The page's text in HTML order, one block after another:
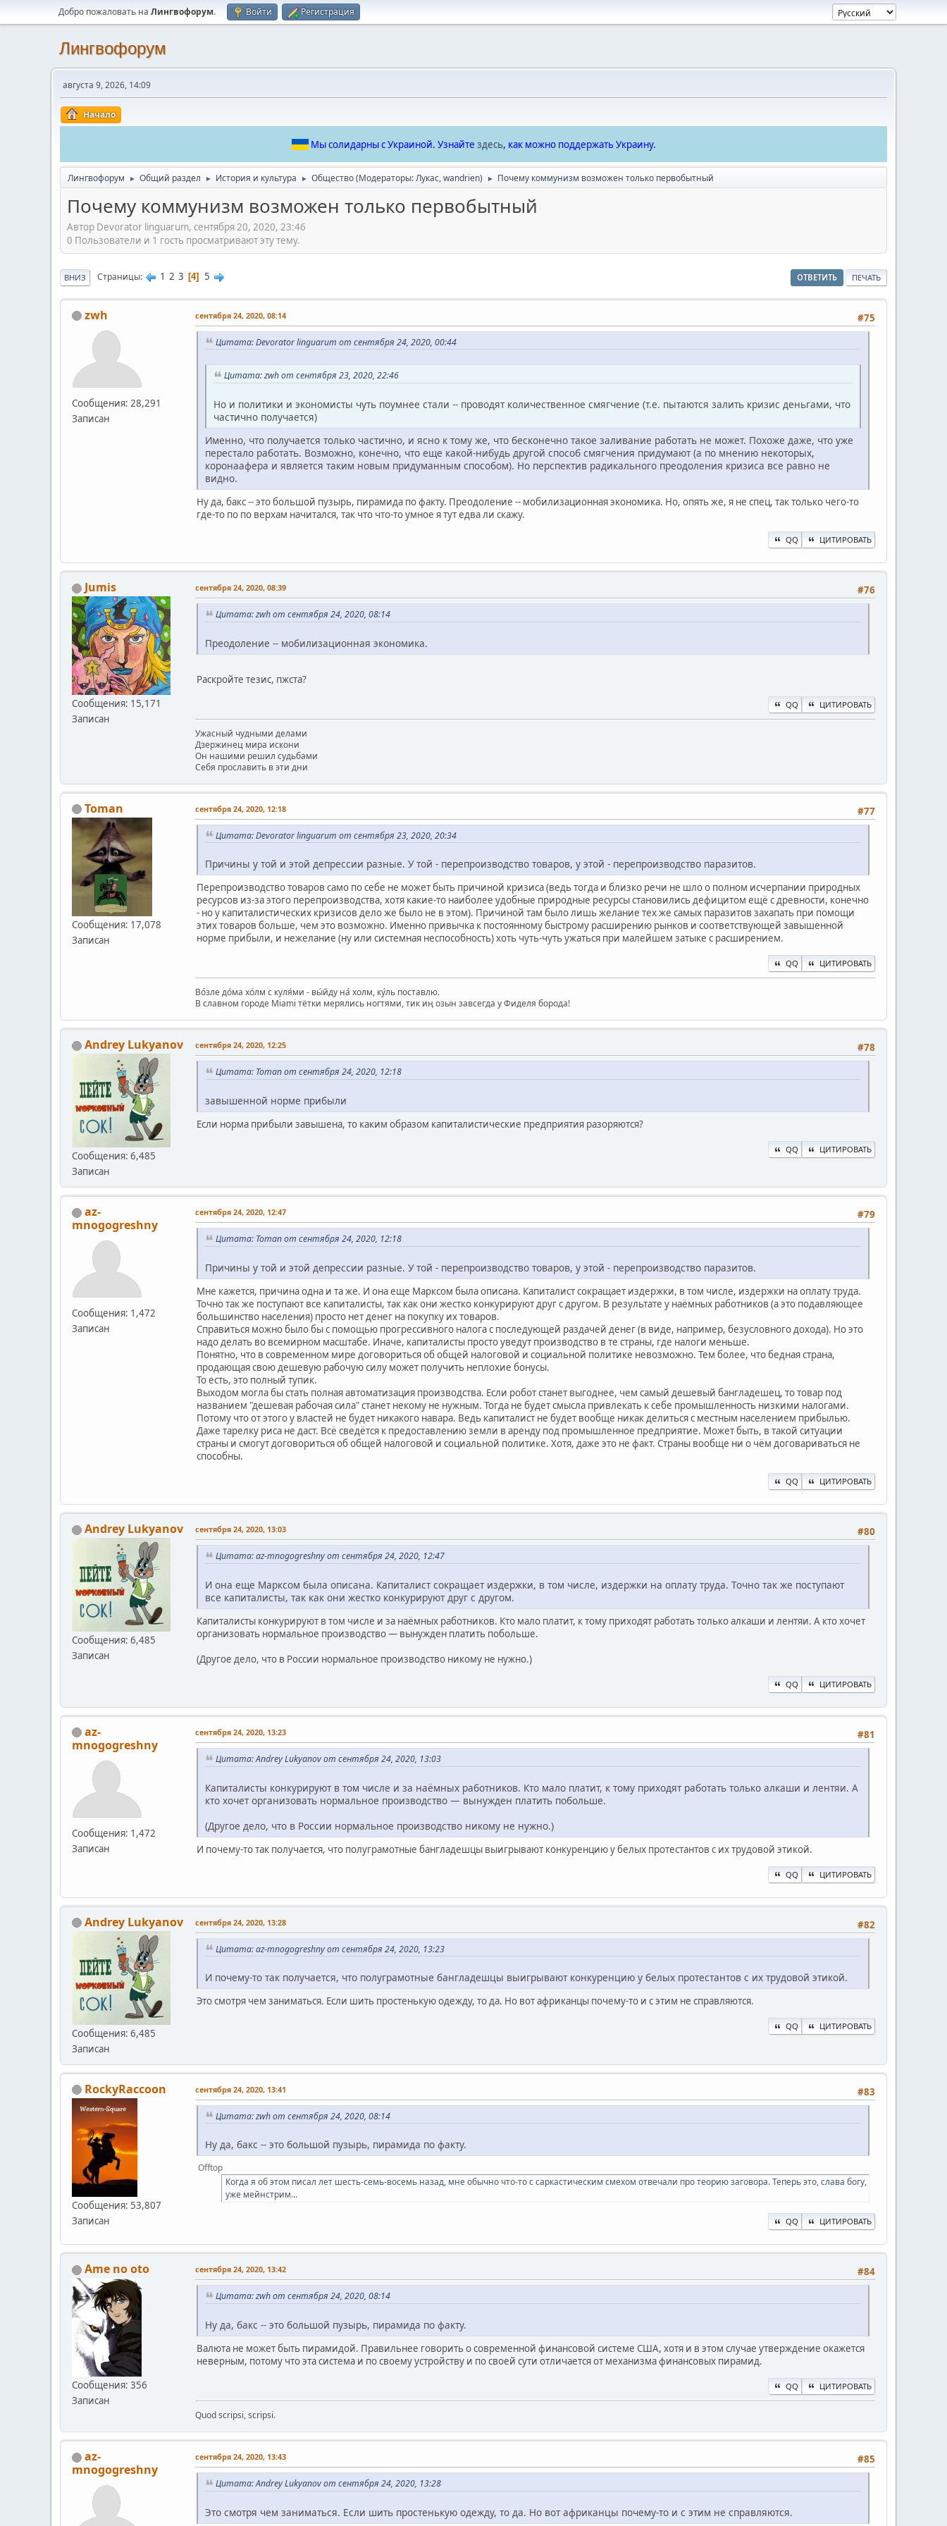
Добро пожаловать на Лингвофорум. Войти Регистрация
Лингвофорум
августа 9, 2026, 14:09
Начало
Мы солидарны с Украиной. Узнайте здесь, как можно поддержать Украину.
Лингвофорум ► Общий раздел ► История и культура ► Общество(Модераторы:Лукас,wandrien) ► Почему коммунизм возможен только первобытный
Почему коммунизм возможен только первобытный
Автор Devorator linguarum, сентября 20, 2020, 23:46
0 Пользователи и 1 гость просматривают эту тему.
ОТВЕТИТЬ ПЕЧАТЬ
ВНИЗ Страницы 1 2 3 4 5
zwh
Сообщения: 28,291
Записан
#75
сентября 24, 2020, 08:14
Цитата: Devorator linguarum от сентября 24, 2020, 00:44
Цитата: zwh от сентября 23, 2020, 22:46
Но и политики и экономисты чуть поумнее стали -- проводят количественное смягчение (т.е. пытаются залить кризис деньгами, что
частично получается)
Именно, что получается только частично, и ясно к тому же, что бесконечно такое заливание работать не может. Похоже даже, что уже
перестало работать. Возможно, конечно, что еще какой-нибудь другой способ смягчения придумают (а по мнению некоторых,
коронаафера и является таким новым придуманным способом). Но перспектив радикального преодоления кризиса все равно не
видно.
Ну да, бакс -- это большой пузырь, пирамида по факту. Преодоление -- мобилизационная экономика. Но, опять же, я не спец, так только чего-то
где-то по по верхам начитался, так что что-то умное я тут едва ли скажу.
QQ ЦИТИРОВАТЬ
Jumis
Сообщения: 15,171
Записан
#76
сентября 24, 2020, 08:39
Цитата: zwh от сентября 24, 2020, 08:14
Преодоление -- мобилизационная экономика.
Раскройте тезис, пжста?
QQ ЦИТИРОВАТЬ
Ужасный чудными делами
Дзержинец мира искони
Он нашими решил судьбами
Себя прославить в эти дни
Toman
Сообщения: 17,078
Записан
#77
сентября 24, 2020, 12:18
Цитата: Devorator linguarum от сентября 23, 2020, 20:34
Причины у той и этой депрессии разные. У той - перепроизводство товаров, у этой - перепроизводство паразитов.
Перепроизводство товаров само по себе не может быть причиной кризиса (ведь тогда и близко речи не шло о полном исчерпании природных
ресурсов из-за этого перепроизводства, хотя какие-то наиболее удобные природные ресурсы становились дефицитом ещё с древности, конечно
- но у капиталистических кризисов дело же было не в этом). Причиной там было лишь желание тех же самых паразитов захапать при помощи
этих товаров больше, чем это возможно. Именно привычка к постоянному быстрому расширению рынков и соответствующей завышенной
норме прибыли, и нежелание (ну или системная неспособность) хоть чуть-чуть ужаться при малейшем затыке с расширением.
QQ ЦИТИРОВАТЬ
Во́зле до́ма хо́лм с куля́ми - вы́йду на́ холм, ку́ль поставлю.
В славном городе Miami тётки мерялись ногтями, тик иң озын завсегда у Фиделя борода!
Andrey Lukyanov
Сообщения: 6,485
Записан
#78
сентября 24, 2020, 12:25
Цитата: Toman от сентября 24, 2020, 12:18
завышенной норме прибыли
Если норма прибыли завышена, то каким образом капиталистические предприятия разоряются?
QQ ЦИТИРОВАТЬ
az-
mnogogreshny
Сообщения: 1,472
Записан
#79
сентября 24, 2020, 12:47
Цитата: Toman от сентября 24, 2020, 12:18
Причины у той и этой депрессии разные. У той - перепроизводство товаров, у этой - перепроизводство паразитов.
Мне кажется, причина одна и та же. И она еще Марксом была описана. Капиталист сокращает издержки, в том числе, издержки на оплату труда.
Точно так же поступают все капиталисты, так как они жестко конкурируют друг с другом. В результате у наёмных работников (а это подавляющее
большинство населения) просто нет денег на покупку их товаров.
Справиться можно было бы с помощью прогрессивного налога с последующей раздачей денег (в виде, например, безусловного дохода). Но это
надо делать во всемирном масштабе. Иначе, капиталисты просто уведут производство в те страны, где налоги меньше.
Понятно, что в современном мире договориться об общей налоговой и социальной политике невозможно. Тем более, что бедная страна,
продающая свою дешевую рабочую силу может получить неплохие бонусы.
То есть, это полный тупик.
Выходом могла бы стать полная автоматизация производства. Если робот станет выгоднее, чем самый дешевый бангладешец, то товар под
названием "дешевая рабочая сила" станет некому не нужным. Тогда не будет смысла привлекать к себе промышленность низкими налогами.
Потому что от этого у властей не будет никакого навара. Ведь капиталист не будет вообще никак делиться с местным населением прибылью.
Даже тарелку риса не даст. Всё сведётся к предоставлению земли в аренду под промышленное предприятие. Может быть, в такой ситуации
страны и смогут договориться об общей налоговой и социальной политике. Хотя, даже это не факт. Страны вообще ни о чём договариваться не
способны.
QQ ЦИТИРОВАТЬ
Andrey Lukyanov
Сообщения: 6,485
Записан
#80
сентября 24, 2020, 13:03
Цитата: az-mnogogreshny от сентября 24, 2020, 12:47
И она еще Марксом была описана. Капиталист сокращает издержки, в том числе, издержки на оплату труда. Точно так же поступают
все капиталисты, так как они жестко конкурируют друг с другом.
Капиталисты конкурируют в том числе и за наёмных работников. Кто мало платит, к тому приходят работать только алкаши и лентяи. А кто хочет
организовать нормальное производство — вынужден платить побольше.
(Другое дело, что в России нормальное производство никому не нужно.)
QQ ЦИТИРОВАТЬ
az-
mnogogreshny
Сообщения: 1,472
Записан
#81
сентября 24, 2020, 13:23
Цитата: Andrey Lukyanov от сентября 24, 2020, 13:03
Капиталисты конкурируют в том числе и за наёмных работников. Кто мало платит, к тому приходят работать только алкаши и лентяи. А
кто хочет организовать нормальное производство — вынужден платить побольше.
(Другое дело, что в России нормальное производство никому не нужно.)
И почему-то так получается, что полуграмотные бангладешцы выигрывают конкуренцию у белых протестантов с их трудовой этикой.
QQ ЦИТИРОВАТЬ
Andrey Lukyanov
Сообщения: 6,485
Записан
#82
сентября 24, 2020, 13:28
Цитата: az-mnogogreshny от сентября 24, 2020, 13:23
И почему-то так получается, что полуграмотные бангладешцы выигрывают конкуренцию у белых протестантов с их трудовой этикой.
Это смотря чем заниматься. Если шить простенькую одежду, то да. Но вот африканцы почему-то и с этим не справляются.
QQ ЦИТИРОВАТЬ
RockyRaccoon
Сообщения: 53,807
Записан
#83
сентября 24, 2020, 13:41
Цитата: zwh от сентября 24, 2020, 08:14
Ну да, бакс -- это большой пузырь, пирамида по факту.
Offtop
Когда я об этом писал лет шесть-семь-восемь назад, мне обычно что-то с саркастическим смехом отвечали про теорию заговора. Теперь это, слава богу,
уже мейнстрим...
QQ ЦИТИРОВАТЬ
Ame no oto
Сообщения: 356
Записан
#84
сентября 24, 2020, 13:42
Цитата: zwh от сентября 24, 2020, 08:14
Ну да, бакс -- это большой пузырь, пирамида по факту.
Валюта не может быть пирамидой. Правильнее говорить о современной финансовой системе США, хотя и в этом случае утверждение окажется
неверным, потому что эта система и по своему устройству и по своей сути отличается от механизма финансовых пирамид.
QQ ЦИТИРОВАТЬ
Quod scripsi, scripsi.
az-
mnogogreshny
#85
сентября 24, 2020, 13:43
Цитата: Andrey Lukyanov от сентября 24, 2020, 13:28
Это смотря чем заниматься. Если шить простенькую одежду, то да. Но вот африканцы почему-то и с этим не справляются.